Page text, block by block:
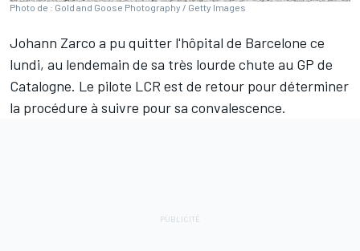
Photo de : Gold and Goose Photography / Getty Images
Johann Zarco a pu quitter l'hôpital de Barcelone ce
lundi, au lendemain de sa très lourde chute au GP de
Catalogne. Le pilote LCR est de retour pour déterminer
la procédure à suivre pour sa convalescence.